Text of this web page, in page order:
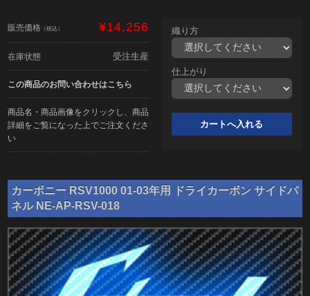
販売価格 （税込） ¥14,256
在庫状態 受注生産
この商品のお問い合わせはこちら
商品名・商品画像をクリックし、商品
詳細をご覧になった上でご注文くださ
い
織り方
仕上がり
カーボニー RSV1000 01-03年用 ドライカーボン サイドパ
ネル NE-AP-RSV-018